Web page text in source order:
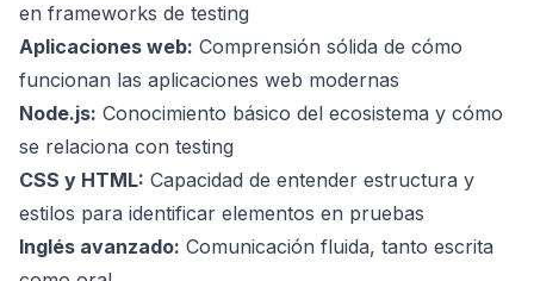
en frameworks de testing
Aplicaciones web: Comprensión sólida de cómo
funcionan las aplicaciones web modernas
Node.js: Conocimiento básico del ecosistema y cómo
se relaciona con testing
CSS y HTML: Capacidad de entender estructura y
estilos para identificar elementos en pruebas
Inglés avanzado: Comunicación fluida, tanto escrita